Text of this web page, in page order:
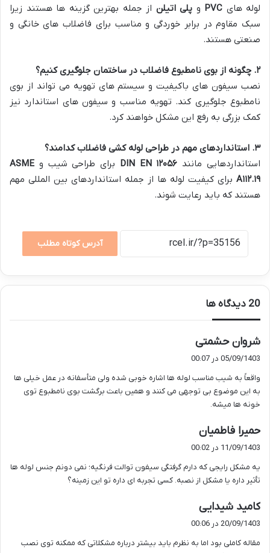
لوله های PVC و پلی اتیلن از جمله بهترین گزینه ها هستند زیرا
سبک مقاوم در برابر خوردگی و مناسب برای فاضلاب های خانگی و
صنعتی هستند.
۲. چگونه از بوی نامطبوع فاضلاب در ساختمان جلوگیری کنیم؟
نصب سیفون های باکیفیت و سیستم های تهویه می تواند از بوی
نامطبوع جلوگیری کند. تهویه مناسب و سیفون های استاندارد نیز
کمک بزرگی به رفع این مشکل خواهند کرد.
۳. استانداردهای مهم در طراحی لوله کشی فاضلاب کدامند؟
استانداردهایی مانند
DIN EN ۱۲۰۵۶ برای طراحی شیب و ASME
A۱۱۲.۱۹ برای کیفیت لوله ها از جمله استانداردهای بین المللی مهم
هستند که باید رعایت شوند.
آدرس کوتاه مطلب
‫20 دیدگاه ها
شروان حشمتی
ف
:
05/09/1403 در 00:07
واقعاً به شیب مناسب لوله ها اشاره خوبی شده ولی متأسفانه در عمل خیلی ها
به این موضوع بی توجهی می کنند و همین باعث برگشت بوی نامطبوع توی
خونه ها میشه.
حمیرا فاطمیان
ف
11/09/1403 در 00:02
یه مشکل رایجی که دارم گرفتگی سیفون توالت فرنگیه؛ نمی دونم جنس لوله ها
تأثیر داره یا مشکل از نصبه. کسی تجربه ای داره تو این زمینه؟
کامید شیدایی
ف
:
20/09/1403 در 00:06
مقاله کاملی بود اما به نظرم باید بیشتر درباره مشکلاتی که ممکنه توی نصب